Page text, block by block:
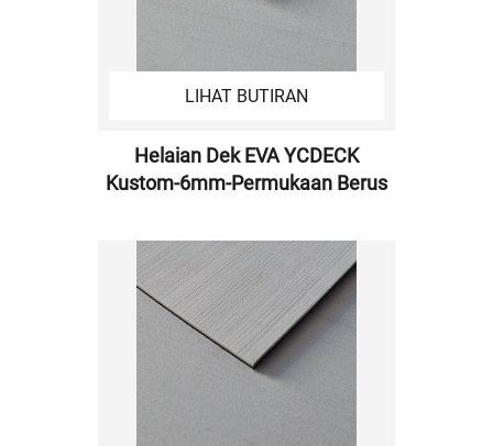
LIHAT BUTIRAN
Helaian Dek EVA YCDECK
Kustom-6mm-Permukaan Berus